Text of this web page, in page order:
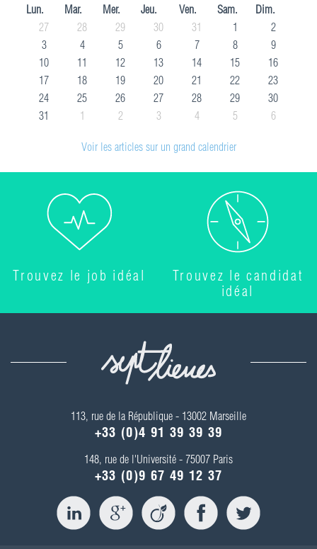
Lun.
Mar. Mer. Jeu. Ven. Sam.
Dim.
27
28 29 30 31 1
2
3
4 5 6 7 8
9
10
11 12 13 14 15
16
17
18 19 20 21 22
23
24
25 26 27 28 29
30
31
1 2 3 4 5 6
Voir les articles sur un grand calendrier
Trouvez le job idéal
Trouvez le candidat
idéal
113, rue de la République - 13002 Marseille
+33 (0)4 91 39 39 39
148, rue de l'Université - 75007 Paris
+33 (0)9 67 49 12 37